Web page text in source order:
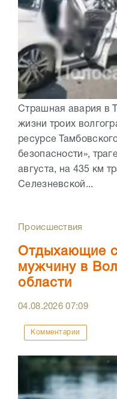
Страшная авария в
жизни троих
ресурсе
безопасности»,
августа, на 435 км
Селезневской...
Происшествия
Отдыхающие
мужчину в
области
04.08.202607:09
Комментарии